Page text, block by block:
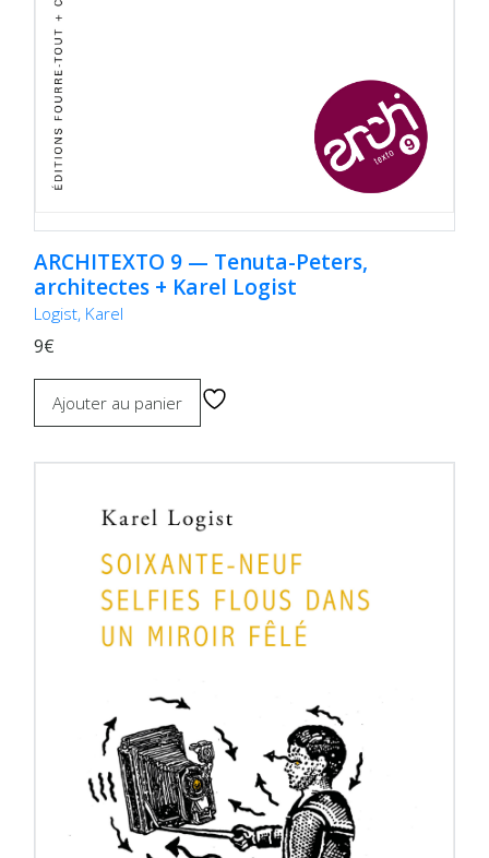
ARCHITEXTO 9 — Tenuta-Peters,
architectes + Karel Logist
Logist, Karel
9€
Ajouter au panier